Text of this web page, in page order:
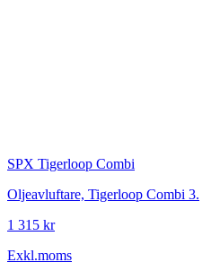
SPX Tigerloop Combi
Oljeavluftare, Tigerloop Combi 3.
1 315 kr
Exkl.moms